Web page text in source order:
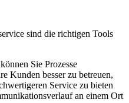
sind die richtigen Tools
Sie Prozesse
Kunden besser zu betreuen,
Service zu bieten
an einem Ort